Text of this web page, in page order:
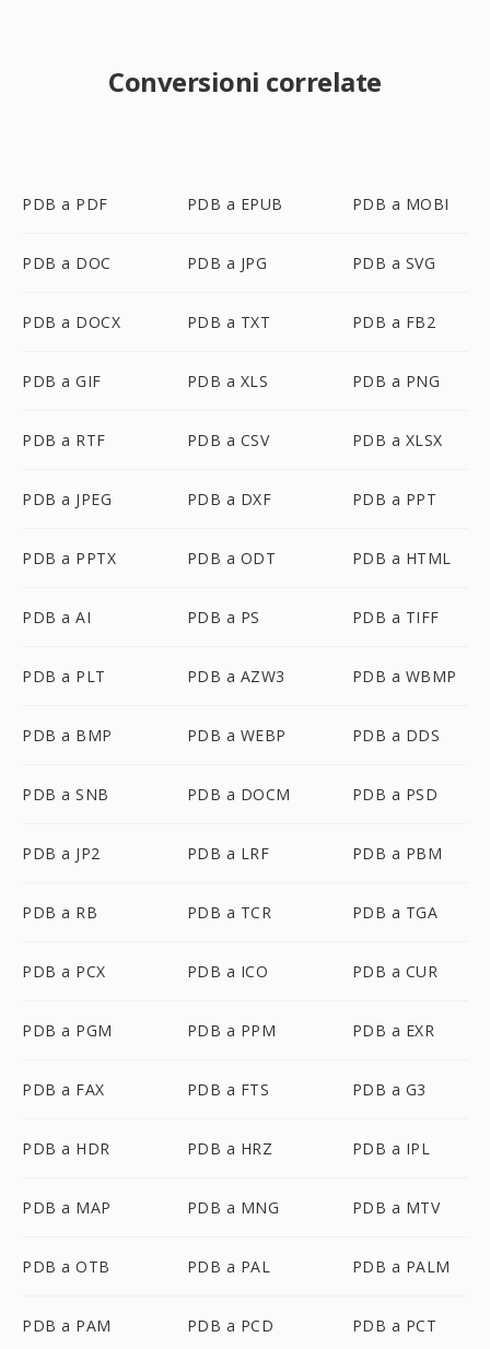
Conversioni correlate
PDB a PDF PDB a EPUB PDB a MOBI
PDB a DOC PDB a JPG PDB a SVG
PDB a DOCX PDB a TXT PDB a FB2
PDB a GIF PDB a XLS PDB a PNG
PDB a RTF PDB a CSV PDB a XLSX
PDB a JPEG PDB a DXF PDB a PPT
PDB a PPTX PDB a ODT PDB a HTML
PDB a AI PDB a PS PDB a TIFF
PDB a PLT PDB a AZW3 PDB a WBMP
PDB a BMP PDB a WEBP PDB a DDS
PDB a SNB PDB a DOCM PDB a PSD
PDB a JP2 PDB a LRF PDB a PBM
PDB a RB PDB a TCR PDB a TGA
PDB a PCX PDB a ICO PDB a CUR
PDB a PGM PDB a PPM PDB a EXR
PDB a FAX PDB a FTS PDB a G3
PDB a HDR PDB a HRZ PDB a IPL
PDB a MAP PDB a MNG PDB a MTV
PDB a OTB PDB a PAL PDB a PALM
PDB a PAM PDB a PCD PDB a PCT